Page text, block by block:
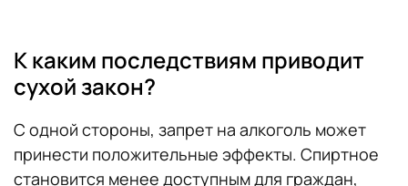
К каким последствиям приводит
сухой закон?
С одной стороны, запрет на алкоголь может
принести положительные эффекты. Спиртное
становится менее доступным для граждан,